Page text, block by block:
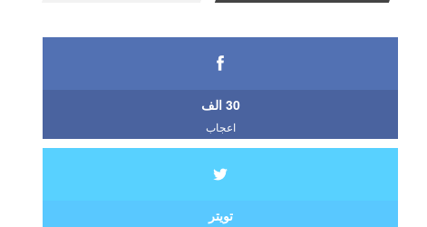
30 الف
اعجاب
تويتر